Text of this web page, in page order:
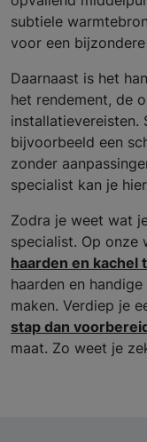
subtiele
voor een
Daarnaast is het
het rendement, de
installatievereisten.
bijvoorbeeld een
zonder
specialist kan je
Zodra je weet wat
specialist. Op onze
haarden en kachel
haarden en
maken. Verdiep je
stap dan
maat. Zo weet je